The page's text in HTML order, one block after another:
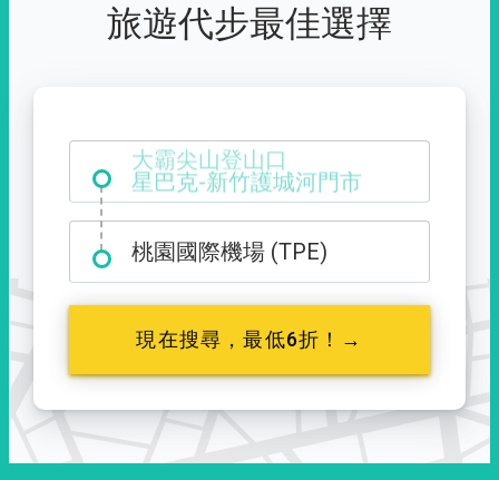
旅遊代步最佳選擇
大霸尖山登山口
桃園國際機場 (TPE)
現在搜尋，最低6折！→